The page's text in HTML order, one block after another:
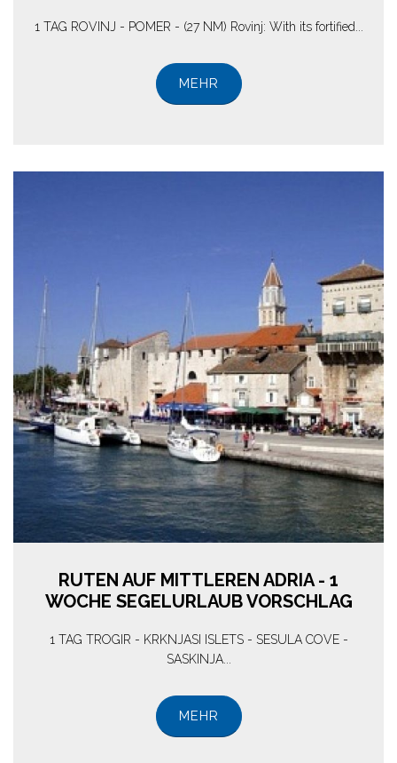
1 TAG ROVINJ - POMER - (27 NM) Rovinj: With its fortified...
MEHR
RUTEN AUF MITTLEREN ADRIA - 1
WOCHE SEGELURLAUB VORSCHLAG
1 TAG TROGIR - KRKNJASI ISLETS - SESULA COVE -
SASKINJA...
MEHR